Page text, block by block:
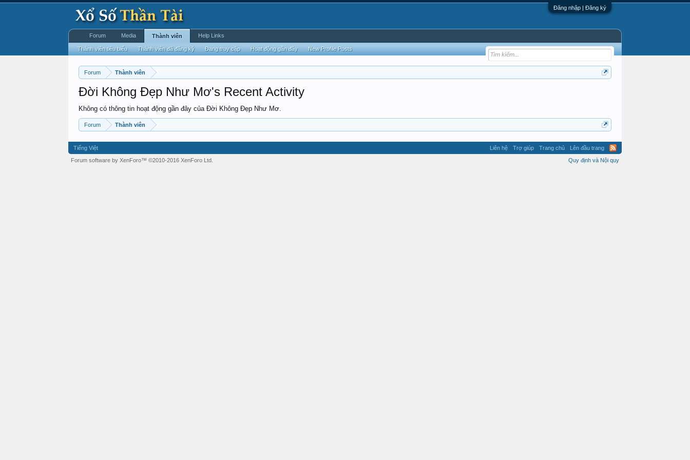
Đăng nhập | Đăng ký
Forum Thành viên
Đời Không Đẹp Như Mơ's Recent Activity
Không có thông tin hoạt động gần đây của Đời Không Đẹp Như Mơ.
Forum Thành viên
Forum Media Thành viên
Thành viên tiêu biểu Thành viên đã đăng ký Đang truy cập Hoạt động gần đây New Profile Posts
Help Links
Tiếng Việt Liên hệ Trợ giúp Trang chủ
Lên đầu trang
Quy định và Nội quy
Forum software by XenForo™ ©2010-2016 XenForo Ltd.